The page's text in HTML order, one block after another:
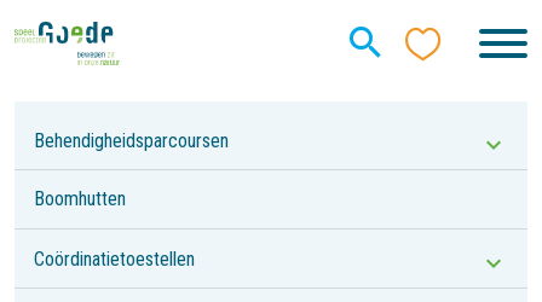
Behendigheidsparcoursen
Boomhutten
Coördinatietoestellen